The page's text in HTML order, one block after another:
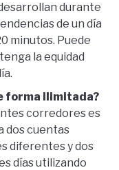
durante
de un día
minutos. Puede
la equidad
forma ilimitada?
corredores es
dos cuentas
diferentes y dos
días utilizando